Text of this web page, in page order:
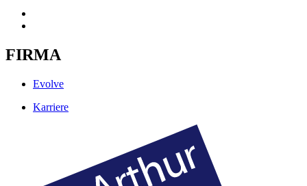
FIRMA
Evolve
Karriere